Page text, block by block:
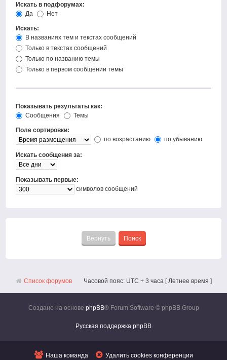
Искать в подфорумах:
Да
Нет
Искать:
В названиях тем и текстах сообщений
Только в текстах сообщений
Только по названию темы
Только в первом сообщении темы
Показывать результаты как:
Сообщения
Темы
Поле сортировки:
по возрастанию
по убыванию
Искать сообщения за:
Показывать первые:
символов сообщений
Список форумов Часовой пояс: UTC + 3 часа [ Летнее время ]
Создано на основе phpBB® Forum Software © phpBB Group
Русская поддержка phpBB
Наша команда Удалить cookies конференции